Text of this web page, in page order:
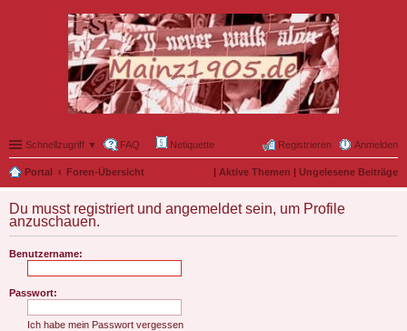
Schnellzugriff ▼ FAQ Netiquette Anmelden
Registrieren
Portal Foren-Übersicht | Aktive Themen | Ungelesene Beiträge
Du musst registriert und angemeldet sein, um Profile
anzuschauen.
Benutzername:
Passwort:
Ich habe mein Passwort vergessen